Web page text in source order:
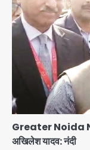
Greater Noida
अखिलेश यादव: नंदी